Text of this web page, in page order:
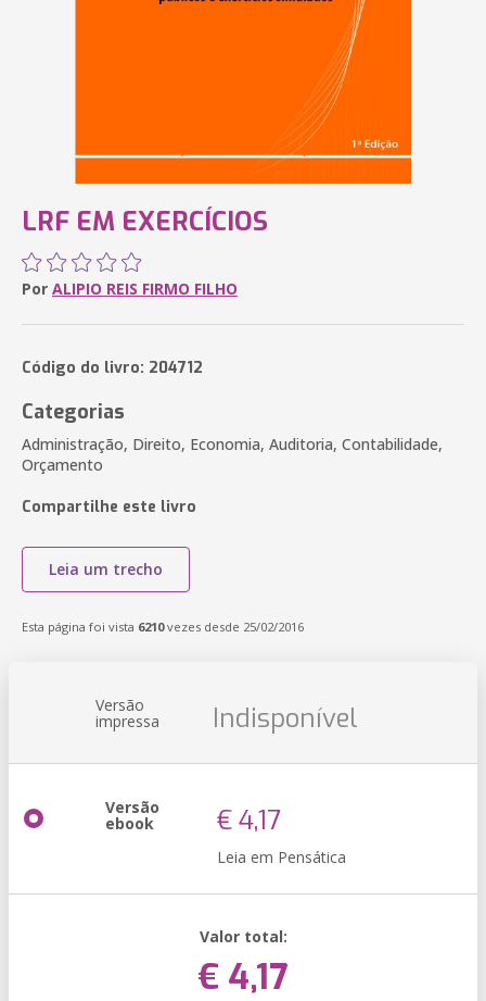
LRF EM EXERCÍCIOS
Por ALIPIO REIS FIRMO FILHO
Código do livro: 204712
Categorias
Administração, Direito, Economia, Auditoria, Contabilidade,
Orçamento
Compartilhe este livro
Leia um trecho
Esta página foi vista 6210vezes desde 25/02/2016
Versão
impressa Indisponível
Versão
ebook € 4,17
Leia em Pensática
Valor total:
€ 4,17